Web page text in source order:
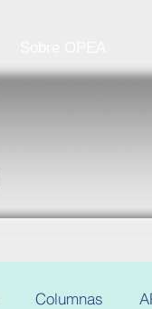
Columnas